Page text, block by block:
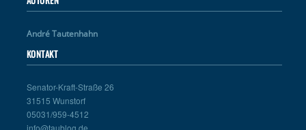
André Tautenhahn
KONTAKT
Senator-Kraft-Straße 26
31515 Wunstorf
05031/959-4512
info@taublog.de